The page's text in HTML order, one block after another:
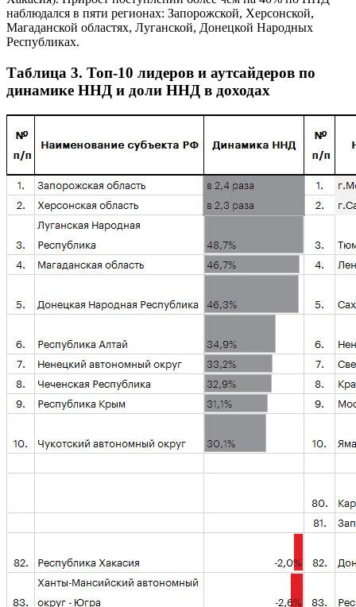
наблюдался в пяти регионах: Запорожской, Херсонской,
Магаданской областях, Луганской, Донецкой Народных
Республиках.
Таблица 3. Топ-10 лидеров и аутсайдеров по
динамике ННД и доли ННД в доходах